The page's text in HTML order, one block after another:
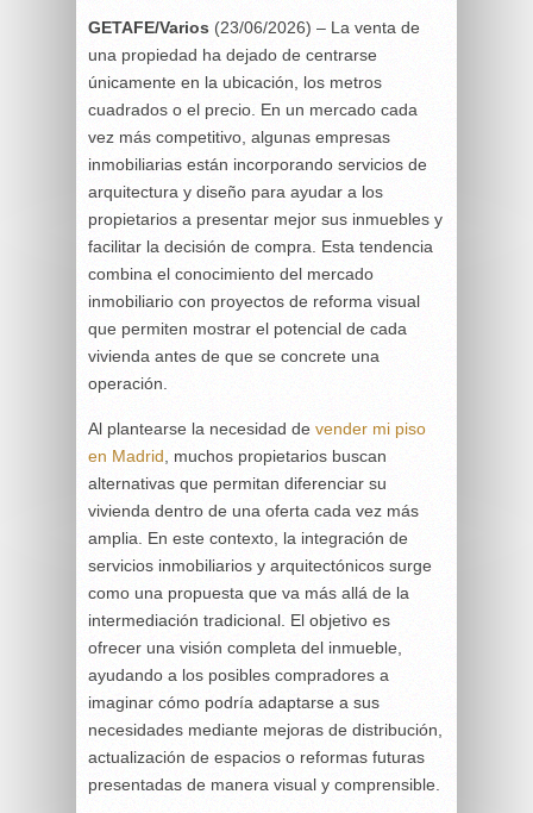
GETAFE/Varios (23/06/2026) – La venta de
una propiedad ha dejado de centrarse
únicamente en la ubicación, los metros
cuadrados o el precio. En un mercado cada
vez más competitivo, algunas empresas
inmobiliarias están incorporando servicios de
arquitectura y diseño para ayudar a los
propietarios a presentar mejor sus inmuebles y
facilitar la decisión de compra. Esta tendencia
combina el conocimiento del mercado
inmobiliario con proyectos de reforma visual
que permiten mostrar el potencial de cada
vivienda antes de que se concrete una
operación.
Al plantearse la necesidad de vender mi piso
en Madrid, muchos propietarios buscan
alternativas que permitan diferenciar su
vivienda dentro de una oferta cada vez más
amplia. En este contexto, la integración de
servicios inmobiliarios y arquitectónicos surge
como una propuesta que va más allá de la
intermediación tradicional. El objetivo es
ofrecer una visión completa del inmueble,
ayudando a los posibles compradores a
imaginar cómo podría adaptarse a sus
necesidades mediante mejoras de distribución,
actualización de espacios o reformas futuras
presentadas de manera visual y comprensible.